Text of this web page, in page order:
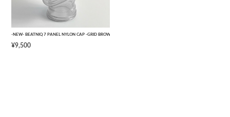
-NEW- BEATNIQ 7 PANEL NYLON CAP -GRID BROWN CAMOUFLAGE- [ONE SIZE]
¥9,500